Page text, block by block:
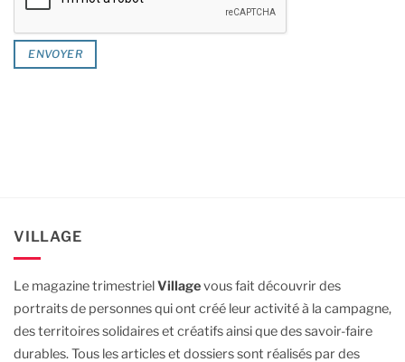
VILLAGE
Le magazine trimestrielVillagevous fait découvrir des
portraits de personnes qui ont créé leur activité à la campagne,
des territoires solidaires et créatifs ainsi que des savoir-faire
durables.Tous les articles et dossiers sont réalisés par des